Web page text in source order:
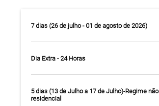
7 dias (26 de julho - 01 de agosto de 2026)
Dia Extra - 24 Horas
5 dias (13 de Julho a 17 de Julho)-Regime não
residencial